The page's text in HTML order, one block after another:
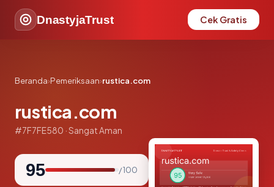
DnastyjaTrust Cek Gratis
Beranda›Pemeriksaan›rustica.com
rustica.com
#7F7FE580 · Sangat Aman
95 / 100